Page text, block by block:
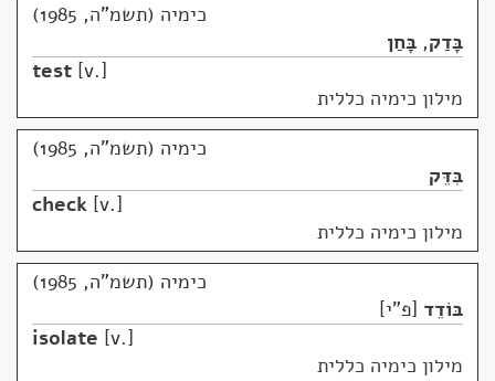
כימיה (תשמ"ה, 1985)
בָּדַק, בָּחַן
test v.
מילון כימיה כללית
כימיה (תשמ"ה, 1985)
בִּדֵּק
check v.
מילון כימיה כללית
כימיה (תשמ"ה, 1985)
בּוֹדֵד פ"י
isolate v.
מילון כימיה כללית